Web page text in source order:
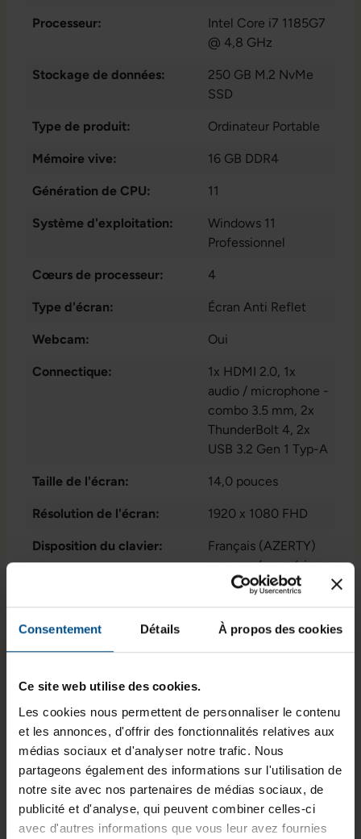
Consentement Détails À propos des cookies
Ce site web utilise des cookies.
Les cookies nous permettent de personnaliser le contenu
et les annonces, d'offrir des fonctionnalités relatives aux
médias sociaux et d'analyser notre trafic. Nous
partageons également des informations sur l'utilisation de
notre site avec nos partenaires de médias sociaux, de
publicité et d'analyse, qui peuvent combiner celles-ci
avec d'autres informations que vous leur avez fournies
Processeur:
Intel Core i7 1185G7
@ 4,8 GHz
Stockage de données:
250 GB M.2 NvMe
SSD
Type de produit: Ordinateur Portable
Mémoire vive: 16 GB DDR4
Génération de CPU: 11
Système d'exploitation:
Windows 11
Professionnel
Cœurs de processeur: 4
Type d'écran: Écran Anti Reflet
Webcam: Oui
Connectique: 1x HDMI 2.0, 1x
audio / microphone -
combo 3.5 mm, 2x
ThunderBolt 4, 2x
USB 3.2 Gen 1 Typ-A
Taille de l'écran: 14,0 pouces
Résolution de l'écran: 1920 x 1080 FHD
Disposition du clavier:
Français (AZERTY)
sans pavé numérique
Intel® Iris Xe
État: Reconditionné
Programme de partenariat:
Lancement sur le marché: 2022
GTIN/EAN : 3701157159050
Dimensions (L x l x H) :
323,4 x 214,6 x 17,9
mm
Poids : 1,32 kg